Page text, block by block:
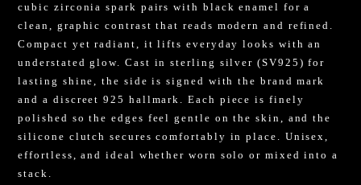
cubic zirconia spark pairs with black enamel for a
clean, graphic contrast that reads modern and refined.
Compact yet radiant, it lifts everyday looks with an
understated glow. Cast in sterling silver (SV925) for
lasting shine, the side is signed with the brand mark
and a discreet 925 hallmark. Each piece is finely
polished so the edges feel gentle on the skin, and the
silicone clutch secures comfortably in place. Unisex,
effortless, and ideal whether worn solo or mixed into a
stack.